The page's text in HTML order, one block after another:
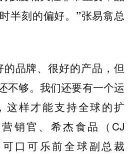
半刻的偏好。”张易翕总
的品牌、很好的产品，但
不够。我们还要有一个运
这样才能支持全球的扩
销官、希杰食品（CJ
可口可乐前全球副总裁